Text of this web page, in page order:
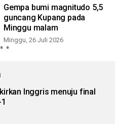
Gempa bumi magnitudo 5,5
guncang Kupang pada
Minggu malam
Minggu, 26 Juli 2026
Inggris menuju final